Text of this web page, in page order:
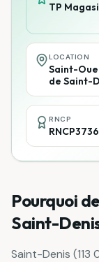
TP
LOCATION
Saint-
de Saint-
RNCP
Pourquoi
Saint-
Saint-Denis